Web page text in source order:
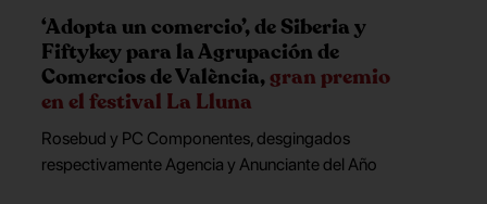
‘Adopta un comercio’, de Siberia y
Fiftykey para la Agrupación de
Comercios de València,gran premio
en el festival La Lluna
Rosebud y PC Componentes, desgingados
respectivamente Agencia y Anunciante del Año